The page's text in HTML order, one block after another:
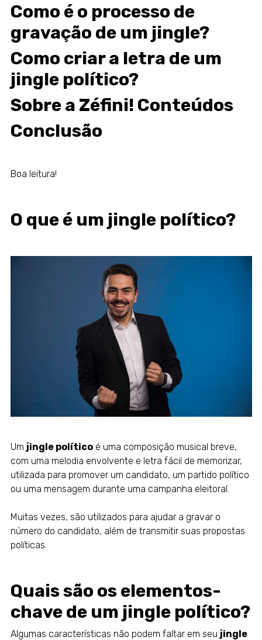
Como é o processo de
gravação de um jingle?
Como criar a letra de um
jingle político?
Sobre a Zéfini! Conteúdos
Conclusão
Boa leitura!
O que é um jingle político?
Um jingle políticoé uma composição musical breve,
com uma melodia envolvente e letra fácil de memorizar,
utilizada para promover um candidato, um partido político
ou uma mensagem durante uma campanha eleitoral.
Muitas vezes, são utilizados para ajudar a gravar o
número do candidato, além de transmitir suas propostas
políticas.
Quais são os elementos-
chave de um jingle político?
Algumas características não podem faltar em seu jingle